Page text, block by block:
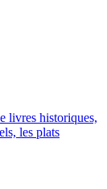
livres historiques,
les plats